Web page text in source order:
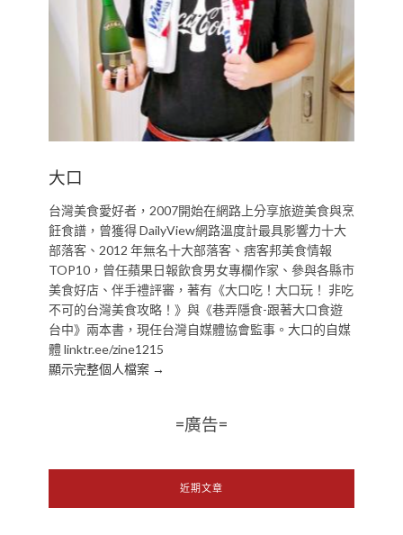
大口
台灣美食愛好者，2007開始在網路上分享旅遊美食與烹
飪食譜，曾獲得 DailyView網路溫度計最具影響力十大
部落客、2012 年無名十大部落客、痞客邦美食情報
TOP10，曾任蘋果日報飲食男女專欄作家、參與各縣市
美食好店、伴手禮評審，著有《大口吃！大口玩！ 非吃
不可的台灣美食攻略！》與《巷弄隱食-跟著大口食遊
台中》兩本書，現任台灣自媒體協會監事。大口的自媒
體 linktr.ee/zine1215
顯示完整個人檔案 →
=廣告=
近期文章